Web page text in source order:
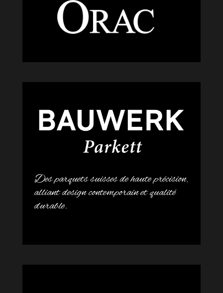
Des parquets suisses de haute précision,
alliant design contemporain et qualité
durable.